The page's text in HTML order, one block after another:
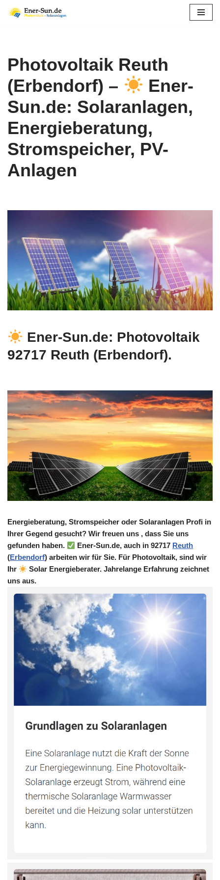
Photovoltaik Reuth
(Erbendorf) –
Ener-
Sun.de: Solaranlagen,
Energieberatung,
Stromspeicher, PV-
Anlagen
Ener-Sun.de: Photovoltaik
92717 Reuth (Erbendorf).
Energieberatung, Stromspeicher oder Solaranlagen Profi in
Ihrer Gegend gesucht? Wir freuen uns , dass Sie uns
gefunden haben.
Ener-Sun.de, auch in 92717 Reuth
(Erbendorf) arbeiten wir für Sie. Für Photovoltaik, sind wir
Ihr
Solar Energieberater. Jahrelange Erfahrung zeichnet
uns aus.